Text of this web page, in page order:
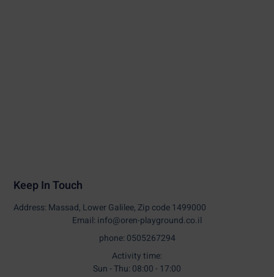
Keep In Touch
Address: Massad, Lower Galilee, Zip code 1499000
Email: info@oren-playground.co.il
phone: 0505267294
Activity time:
Sun - Thu: 08:00 - 17:00